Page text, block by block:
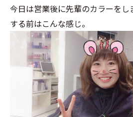
今日は営業後に先輩のカラーをし
する前はこんな感じ。